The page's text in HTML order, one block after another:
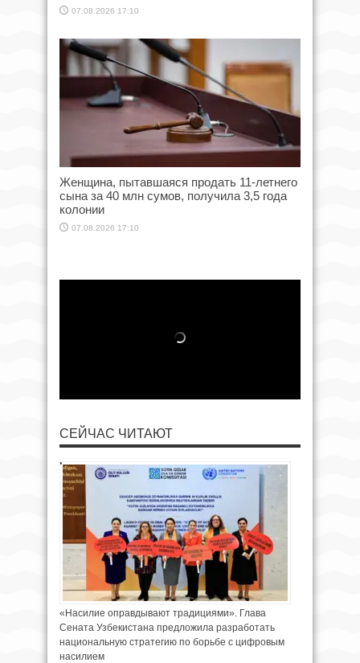
07.08.2026 17:10
Женщина, пытавшаяся продать 11-летнего
сына за 40 млн сумов, получила 3,5 года
колонии
07.08.2026 17:10
СЕЙЧАС ЧИТАЮТ
«Насилие оправдывают традициями». Глава
Сената Узбекистана предложила разработать
национальную стратегию по борьбе с цифровым
насилием